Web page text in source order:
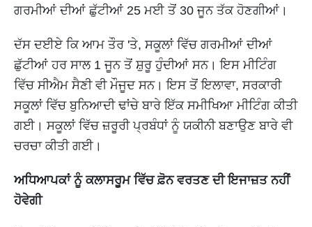
ਗਰਮੀਆਂ ਦੀਆਂ ਛੁੱਟੀਆਂ 25 ਮਈ ਤੋਂ 30 ਜੂਨ ਤੱਕ ਹੋਣਗੀਆਂ।
ਦੱਸ ਦਈਏ ਕਿ ਆਮ ਤੌਰ 'ਤੇ, ਸਕੂਲਾਂ ਵਿੱਚ ਗਰਮੀਆਂ ਦੀਆਂ
ਛੁੱਟੀਆਂ ਹਰ ਸਾਲ 1 ਜੂਨ ਤੋਂ ਸ਼ੁਰੂ ਹੁੰਦੀਆਂ ਸਨ। ਇਸ ਮੀਟਿੰਗ
ਵਿੱਚ ਸੀਐਮ ਸੈਣੀ ਵੀ ਮੌਜੂਦ ਸਨ। ਇਸ ਤੋਂ ਇਲਾਵਾ, ਸਰਕਾਰੀ
ਸਕੂਲਾਂ ਵਿੱਚ ਬੁਨਿਆਦੀ ਢਾਂਚੇ ਬਾਰੇ ਇੱਕ ਸਮੀਖਿਆ ਮੀਟਿੰਗ ਕੀਤੀ
ਗਈ। ਸਕੂਲਾਂ ਵਿੱਚ ਜ਼ਰੂਰੀ ਪ੍ਰਬੰਧਾਂ ਨੂੰ ਯਕੀਨੀ ਬਣਾਉਣ ਬਾਰੇ ਵੀ
ਚਰਚਾ ਕੀਤੀ ਗਈ।
ਅਧਿਆਪਕਾਂ ਨੂੰ ਕਲਾਸਰੂਮ ਵਿੱਚ ਫ਼ੋਨ ਵਰਤਣ ਦੀ ਇਜਾਜ਼ਤ ਨਹੀਂ
ਹੋਵੇਗੀ